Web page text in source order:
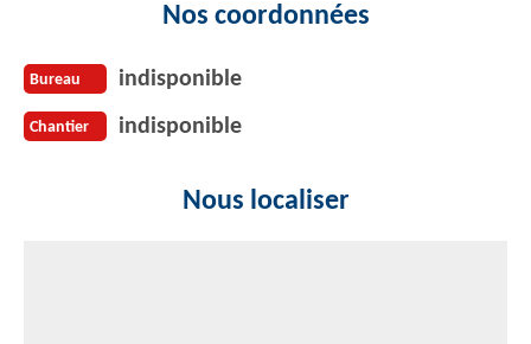
Nos coordonnées
Bureau indisponible
Chantier indisponible
Nous localiser